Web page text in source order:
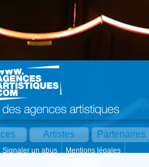
Artistes Partenaires
Signaler un abus
Mentions légales